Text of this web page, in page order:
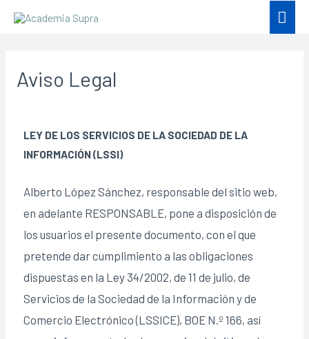
Aviso Legal
LEY DE LOS SERVICIOS DE LA SOCIEDAD DE LA
INFORMACIÓN (LSSI)
Alberto López Sánchez, responsable del sitio web,
en adelante RESPONSABLE, pone a disposición de
los usuarios el presente documento, con el que
pretende dar cumplimiento a las obligaciones
dispuestas en la Ley 34/2002, de 11 de julio, de
Servicios de la Sociedad de la Información y de
Comercio Electrónico (LSSICE), BOE N.º 166, así